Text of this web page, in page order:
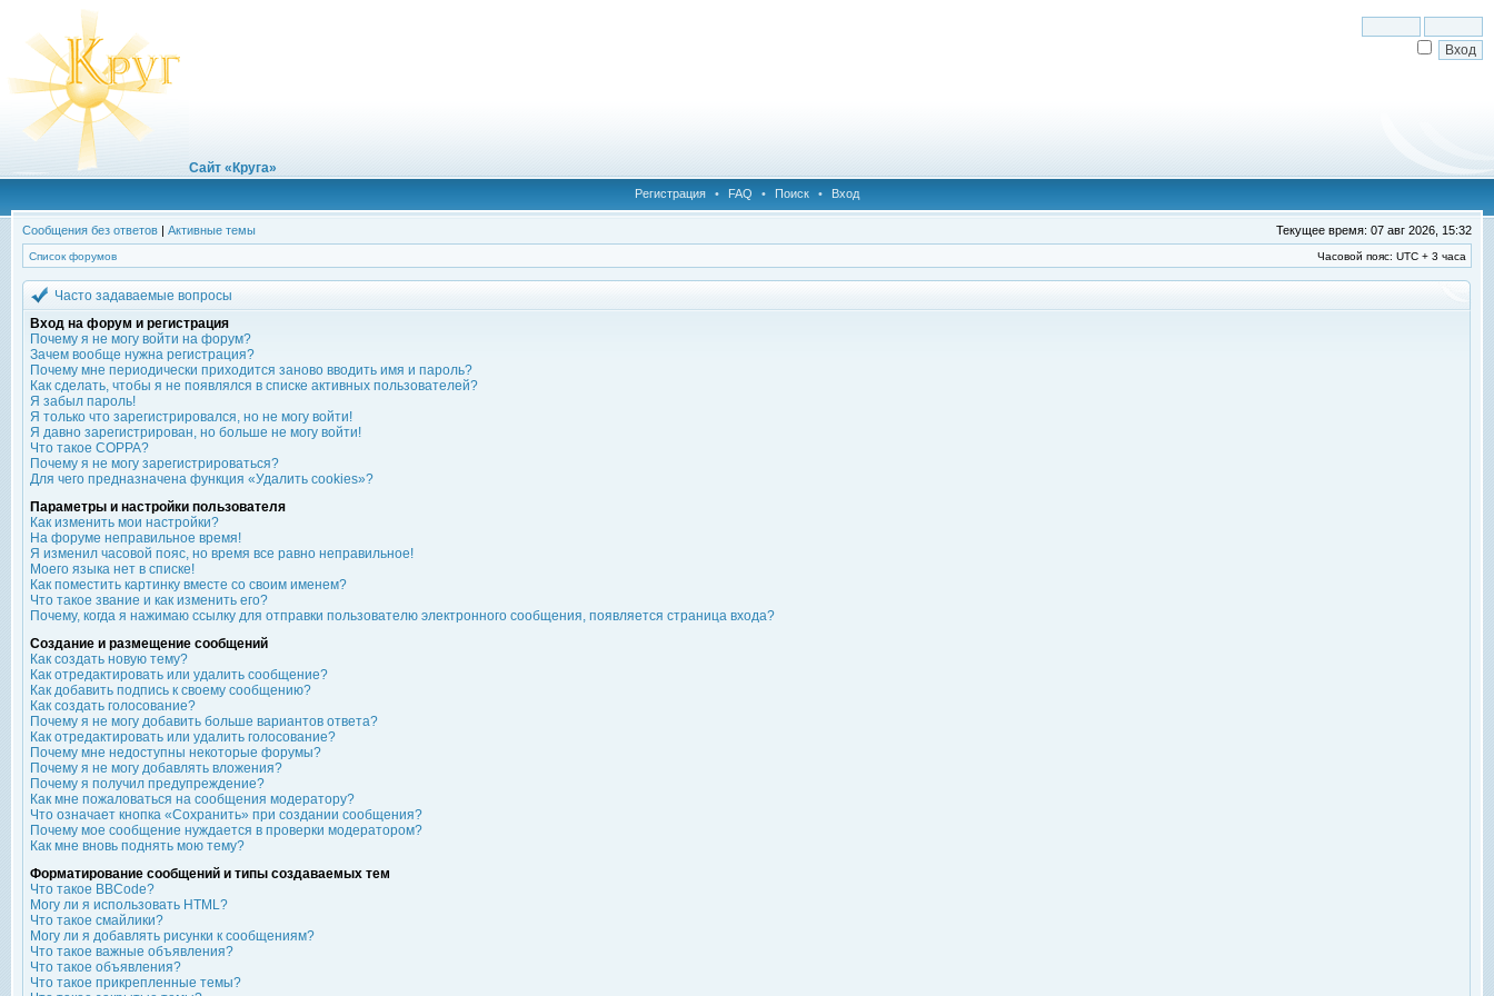
Сайт «Круга»
Регистрация • FAQ • Поиск • Вход
Сообщения без ответов | Активные темы Текущее время: 07 авг 2026, 15:32
Список форумов Часовой пояс: UTC + 3 часа
Часто задаваемые вопросы
Вход на форум и регистрация
Почему я не могу войти на форум?
Зачем вообще нужна регистрация?
Почему мне периодически приходится заново вводить имя и пароль?
Как сделать, чтобы я не появлялся в списке активных пользователей?
Я забыл пароль!
Я только что зарегистрировался, но не могу войти!
Я давно зарегистрирован, но больше не могу войти!
Что такое COPPA?
Почему я не могу зарегистрироваться?
Для чего предназначена функция «Удалить cookies»?
Параметры и настройки пользователя
Как изменить мои настройки?
На форуме неправильное время!
Я изменил часовой пояс, но время все равно неправильное!
Моего языка нет в списке!
Как поместить картинку вместе со своим именем?
Что такое звание и как изменить его?
Почему, когда я нажимаю ссылку для отправки пользователю электронного сообщения, появляется страница входа?
Создание и размещение сообщений
Как создать новую тему?
Как отредактировать или удалить сообщение?
Как добавить подпись к своему сообщению?
Как создать голосование?
Почему я не могу добавить больше вариантов ответа?
Как отредактировать или удалить голосование?
Почему мне недоступны некоторые форумы?
Почему я не могу добавлять вложения?
Почему я получил предупреждение?
Как мне пожаловаться на сообщения модератору?
Что означает кнопка «Сохранить» при создании сообщения?
Почему мое сообщение нуждается в проверки модератором?
Как мне вновь поднять мою тему?
Форматирование сообщений и типы создаваемых тем
Что такое BBCode?
Могу ли я использовать HTML?
Что такое смайлики?
Могу ли я добавлять рисунки к сообщениям?
Что такое важные объявления?
Что такое объявления?
Что такое прикрепленные темы?